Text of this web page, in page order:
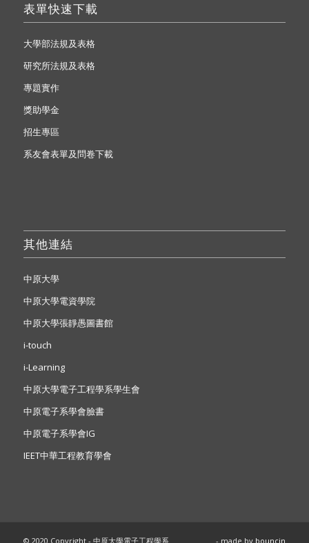
表單快速下載
大學部法規及表格
研究所法規及表格
專題實作
獎助學金
招生專區
系友會表單及問卷下載
其他連結
中原大學
中原大學電資學院
中原大學張靜愚圖書館
i-touch
i-Learning
中原大學電子工程學系學生會
中原電子系學會臉書
中原電子系學會IG
IEET中華工程教育學會
© 2020 Copyright - 中原大學電子工程學系 - made by bouncin